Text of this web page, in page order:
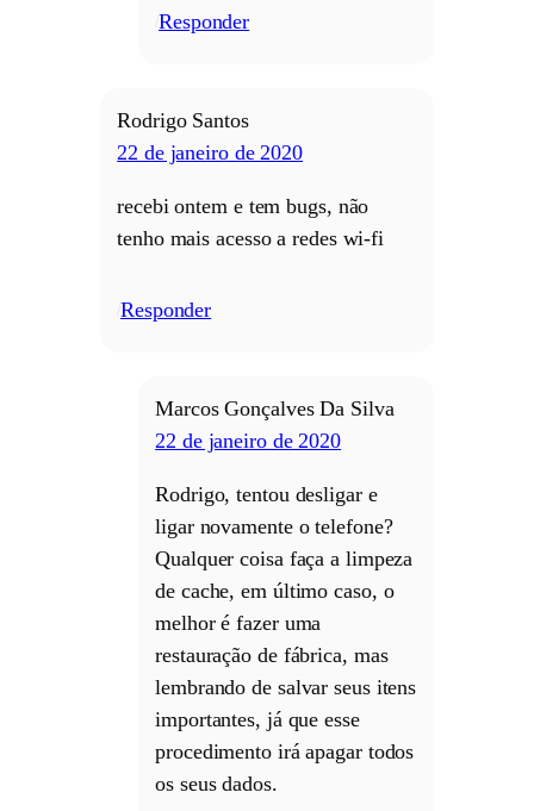
Responder
Rodrigo Santos
22 de janeiro de 2020
recebi ontem e tem bugs, não
tenho mais acesso a redes wi-fi
Responder
Marcos Gonçalves Da Silva
22 de janeiro de 2020
Rodrigo, tentou desligar e
ligar novamente o telefone?
Qualquer coisa faça a limpeza
de cache, em último caso, o
melhor é fazer uma
restauração de fábrica, mas
lembrando de salvar seus itens
importantes, já que esse
procedimento irá apagar todos
os seus dados.